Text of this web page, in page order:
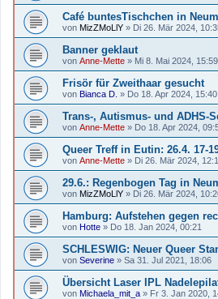
Café buntesTischchen in
von MizZMoLlY » Di 26. Mär 2024,
Banner geklaut
von Anne-Mette » Mi 8. Mai 2024, 15:59
Frisör für Zweithaar gesucht
von Bianca D. » Do 18. Apr 2024, 15:40
Trans-, Autismus- und ADHS-
von Anne-Mette » Do 18. Apr 2024,
Queer Treff in Eutin: 26.4. 17-
von Anne-Mette » Di 26. Mär 2024,
29.6.: Regenbogen Tag in
von MizZMoLlY » Di 26. Mär 2024,
Hamburg: Aufstehen gegen
von Hotte » Do 18. Jan 2024, 00:21
SCHLESWIG: Neuer Queer
von Severine » Sa 31. Jul 2021, 18:06
Übersicht Laser IPL
von Michaela_mit_a » Fr 3. Jan 2020,